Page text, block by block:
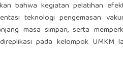
bahwa kegiatan pelatihan
teknologi pengemasan
masa simpan, serta
pada kelompok UMKM